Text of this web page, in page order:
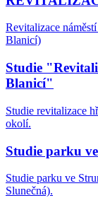
Revitalizace
Blanicí)
Studie
Blanicí"
Studie revitalizace
okolí.
Studie parku
Studie parku ve
Slunečná).